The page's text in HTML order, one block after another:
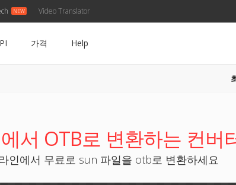
Video Translator
가격 Help
서 OTB로 변환하는 컨버
인에서 무료로 sun 파일을 otb로 변환하세요